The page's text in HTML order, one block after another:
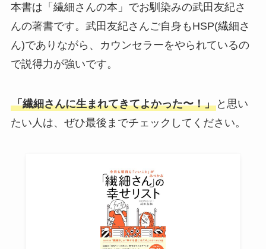
本書は「繊細さんの本」でお馴染みの武田友紀さ
んの著書です。武田友紀さんご自身もHSP(繊細さ
ん)でありながら、カウンセラーをやられているの
で説得力が強いです。
「繊細さんに生まれてきてよかった〜！」と思い
たい人は、ぜひ最後までチェックしてください。